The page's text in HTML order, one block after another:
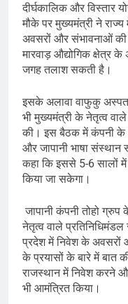
दीर्घकालिक और
मौके पर मुख्यमंत्री ने
अवसरों और संभावनाओं की
मारवाड़ औद्योगिक क्षेत्र
जगह तलाश सकती है।
इसके अलावा वाफुकु
भी मुख्यमंत्री के नेतृत्व
की। इस बैठक में कंपनी के
और जापानी भाषा
कहा कि इससे 5-6 सालों में
किया जा सकेगा।
जापानी कंपनी तोहो ग्रुप
नेतृत्व वाले
प्रदेश में निवेश के अवसरों
के प्रयासों के बारे में बात
राजस्थान में निवेश करने
भी आमंत्रित किया।